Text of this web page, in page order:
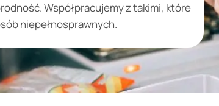
Współpracujemy z takimi, które
niepełnosprawnych.